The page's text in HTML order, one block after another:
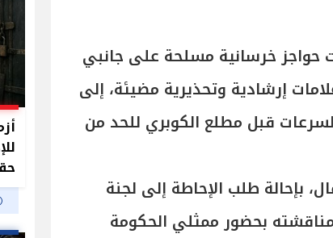
حواجز خرسانية مسلحة على جانبي
إرشادية وتحذيرية مضيئة، إلى
قبل مطلع الكوبري للحد من
بإحالة طلب الإحاطة إلى لجنة
بحضور ممثلي الحكومة